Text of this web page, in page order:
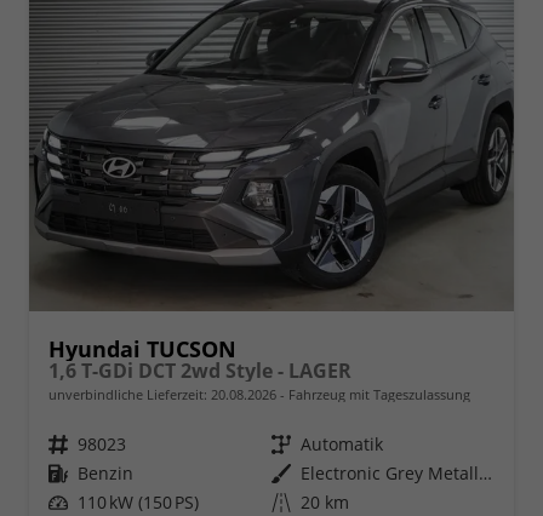
Hyundai TUCSON
1,6 T-GDi DCT 2wd Style - LAGER
unverbindliche Lieferzeit: 20.08.2026 Fahrzeug mit Tageszulassung
Fahrzeugnr. 98023 Getriebe Automatik
Kraftstoff Benzin Außenfarbe
Electronic Grey Metallic ()
Leistung 110 kW (150 PS) Kilometerstand 20 km